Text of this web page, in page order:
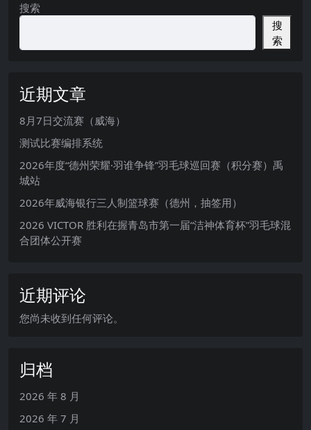
搜索
搜
索
近期文章
8月7日交流赛（威海）
测试比赛编排系统
2026年度“德州荣耀·羽谁争锋”羽毛球巡回赛（积分赛）禹
城站
2026年威海银行三人制篮球赛（德州，抽签用）
2026 VICTOR 胜利在握青岛市第一届“洁神体育杯”羽毛球混
合团体公开赛
近期评论
您尚未收到任何评论。
归档
2026 年 8 月
2026 年 7 月